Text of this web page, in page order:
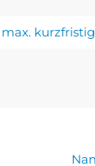
kurzfristig